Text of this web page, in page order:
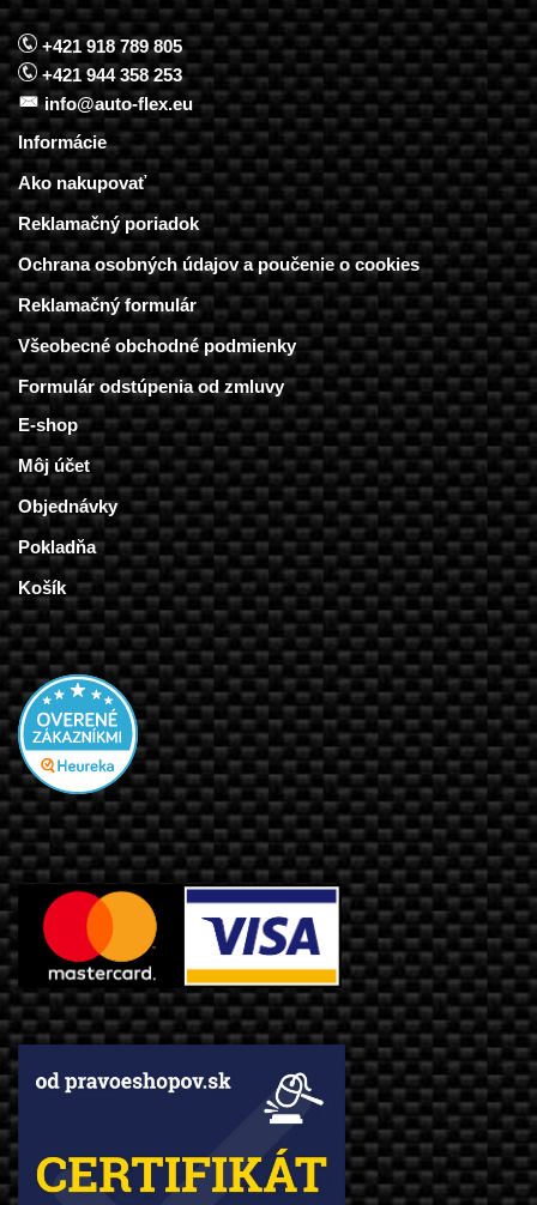
+421 918 789 805
+421 944 358 253
info@auto-flex.eu
Informácie
Ako nakupovať
Reklamačný poriadok
Ochrana osobných údajov a poučenie o cookies
Reklamačný formulár
Všeobecné obchodné podmienky
Formulár odstúpenia od zmluvy
E-shop
Môj účet
Objednávky
Pokladňa
Košík